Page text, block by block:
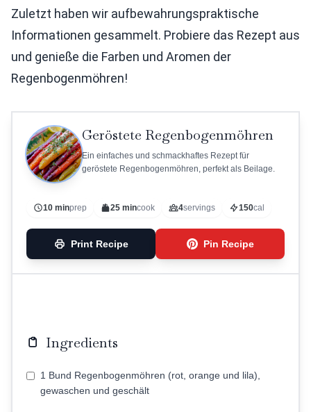
Zuletzt haben wir aufbewahrungspraktische
Informationen gesammelt. Probiere das Rezept aus
und genieße die Farben und Aromen der
Regenbogenmöhren!
Geröstete Regenbogenmöhren
Ein einfaches und schmackhaftes Rezept für
geröstete Regenbogenmöhren, perfekt als Beilage.
10 minprep 25 mincook 4servings 150cal
Print Recipe Pin Recipe
Ingredients
1 Bund Regenbogenmöhren (rot, orange und lila),
gewaschen und geschält